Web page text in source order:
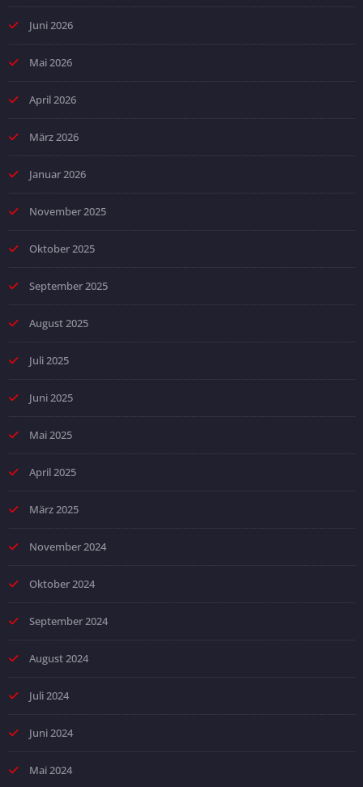
Juni 2026
Mai 2026
April 2026
März 2026
Januar 2026
November 2025
Oktober 2025
September 2025
August 2025
Juli 2025
Juni 2025
Mai 2025
April 2025
März 2025
November 2024
Oktober 2024
September 2024
August 2024
Juli 2024
Juni 2024
Mai 2024